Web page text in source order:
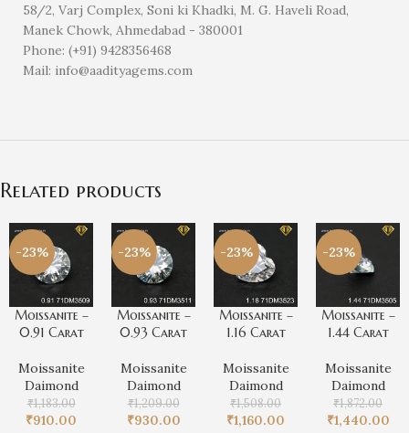
58/2, Varj Complex, Soni ki Khadki, M. G. Haveli Road,
Manek Chowk, Ahmedabad - 380001
Phone: (+91) 9428356468
Mail: info@aadityagems.com
Related products
-23%
Moissanite –
0.91 Carat
Moissanite
Daimond
₹1,183.00
₹910.00
-23%
Moissanite –
0.93 Carat
Moissanite
Daimond
₹1,209.00
₹930.00
-23%
Moissanite –
1.16 Carat
Moissanite
Daimond
₹1,508.00
₹1,160.00
-23%
Moissanite –
1.44 Carat
Moissanite
Daimond
₹1,872.00
₹1,440.00